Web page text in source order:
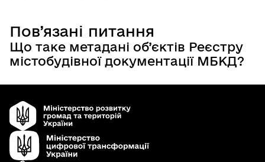
Пов’язані питання
Що таке метадані об’єктів Реєстру
містобудівної документації МБКД?